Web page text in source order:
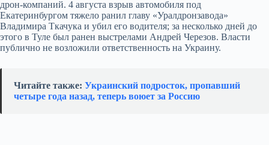
дрон‑компаний. 4 августа взрыв автомобиля под
Екатеринбургом тяжело ранил главу «Уралдронзавода»
Владимира Ткачука и убил его водителя; за несколько дней до
этого в Туле был ранен выстрелами Андрей Черезов. Власти
публично не возложили ответственность на Украину.
Читайте также: Украинский подросток, пропавший
четыре года назад, теперь воюет за Россию